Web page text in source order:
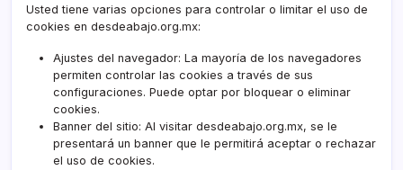
Usted tiene varias opciones para controlar o limitar el uso de
cookies en desdeabajo.org.mx:
Ajustes del navegador: La mayoría de los navegadores
permiten controlar las cookies a través de sus
configuraciones. Puede optar por bloquear o eliminar
cookies.
Banner del sitio: Al visitar desdeabajo.org.mx, se le
presentará un banner que le permitirá aceptar o rechazar
el uso de cookies.